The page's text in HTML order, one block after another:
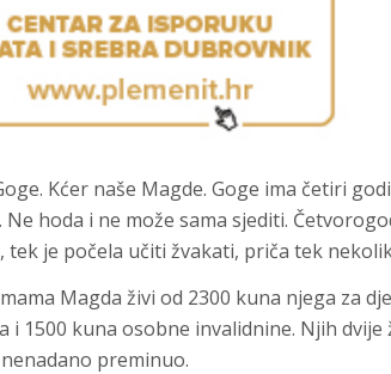
Kćer naše Magde. Goge ima četiri
hoda i ne može sama sjediti.
tek je počela učiti žvakati, priča tek
Magda živi od 2300 kuna njega za
i 1500 kuna osobne invalidnine. Njih
preminuo.